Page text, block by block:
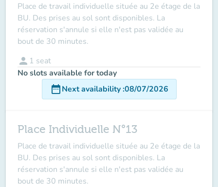
Place de travail individuelle située au 2e étage de la
BU. Des prises au sol sont disponibles. La
réservation s'annule si elle n'est pas validée au
bout de 30 minutes.
person 1 seat
No slots available for today
date_rangeNext availability:08/07/2026
Place Individuelle N°13
Place de travail individuelle située au 2e étage de la
BU. Des prises au sol sont disponibles. La
réservation s'annule si elle n'est pas validée au
bout de 30 minutes.